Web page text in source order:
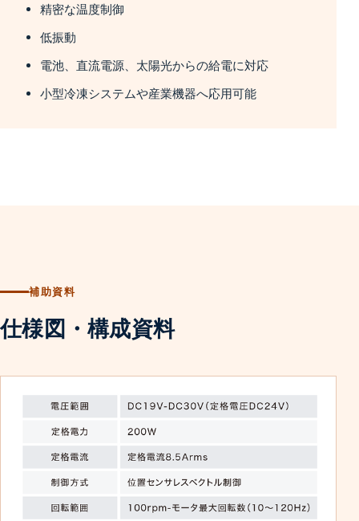
精密な温度制御
低振動
電池、直流電源、太陽光からの給電に対応
小型冷凍システムや産業機器へ応用可能
補助資料
仕様図・構成資料